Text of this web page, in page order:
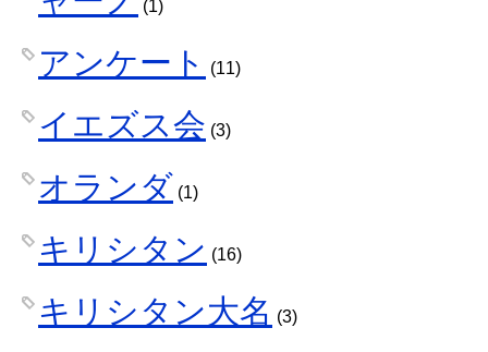
(1)
アンケート (11)
イエズス会 (3)
オランダ (1)
キリシタン (16)
キリシタン大名 (3)